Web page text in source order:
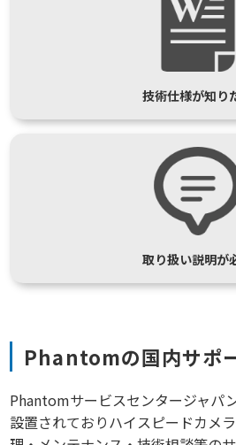
技術仕様が知り
取り扱い説明が
Phantomの国内サポ
Phantomサービスセンタージャパ
設置されておりハイスピードカメ